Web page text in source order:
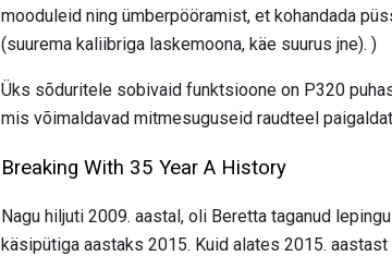
mooduleid ning ümberpööramist, et kohandada
(suurema kaliibriga laskemoona, käe suurus jne). )
Üks sõduritele sobivaid funktsioone on P320
mis võimaldavad mitmesuguseid raudteel
Breaking With 35 Year A History
Nagu hiljuti 2009. aastal, oli Beretta taganud
käsipütiga aastaks 2015. Kuid alates 2015.